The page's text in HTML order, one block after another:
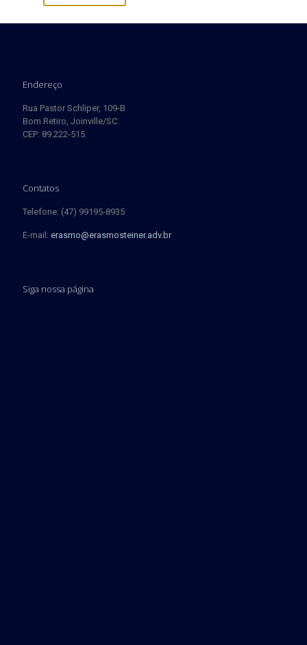
Endereço
Rua Pastor Schliper, 109-B
Bom Retiro, Joinville/SC.
CEP: 89.222-515.
Contatos
Telefone: (47) 99195-8935
E-mail: erasmo@erasmosteiner.adv.br
Siga nossa página